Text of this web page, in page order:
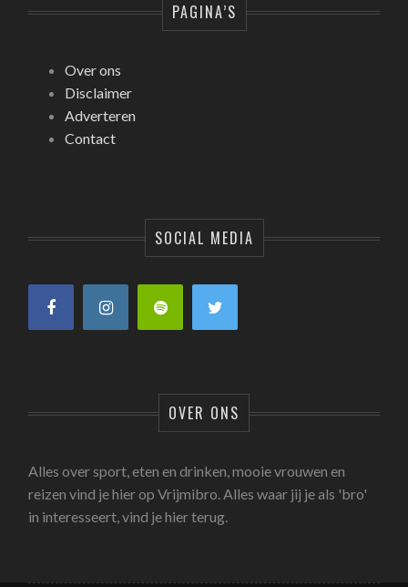
PAGINA’S
Over ons
Disclaimer
Adverteren
Contact
SOCIAL MEDIA
OVER ONS
Alles over sport, eten en drinken, mooie vrouwen en
reizen vind je hier op Vrijmibro. Alles waar jij je als 'bro'
in interesseert, vind je hier terug.